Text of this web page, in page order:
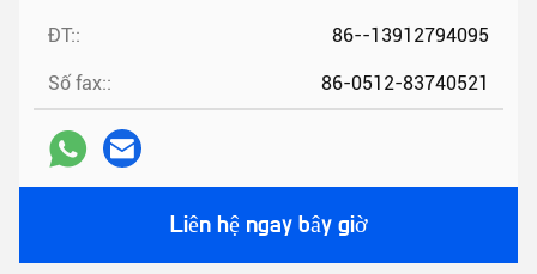
ĐT:: 86--13912794095
Số fax:: 86-0512-83740521
Liên hệ ngay bây giờ